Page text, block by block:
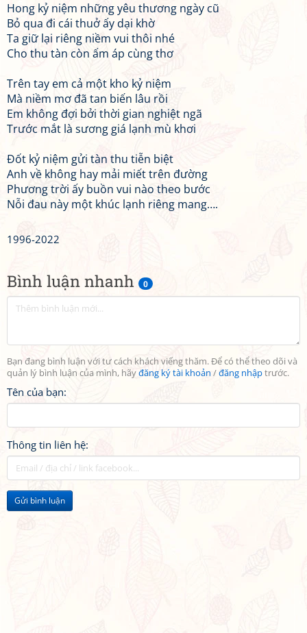
Bình luận nhanh 0
Bạn đang bình luận với tư cách khách viếng thăm. Để có thể theo dõi và
quản lý bình luận của mình, hãyđăng ký tài khoản /đăng nhậptrước.
Tên của bạn:
Thông tin liên hệ:
Gửi bình luận
Hong kỷ niệm những yêu thương ngày cũ
Bỏ qua đi cái thuở ấy dại khờ
Ta giữ lại riêng niềm vui thôi nhé
Cho thu tàn còn ấm áp cùng thơ
Trên tay em cả một kho kỷ niệm
Mà niềm mơ đã tan biến lâu rồi
Em không đợi bởi thời gian nghiệt ngã
Trước mắt là sương giá lạnh mù khơi
Đốt kỷ niệm gửi tàn thu tiễn biệt
Anh về không hay mải miết trên đường
Phương trời ấy buồn vui nào theo bước
Nỗi đau này một khúc lạnh riêng mang….
1996-2022